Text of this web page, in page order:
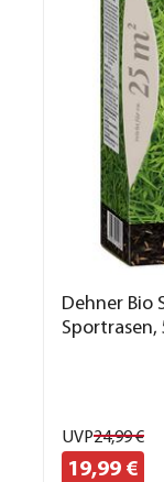
Dehner Bio
Sportrasen,
UVP24,99€
19,99 €